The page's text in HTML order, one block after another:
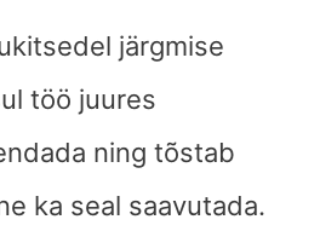
järgmise
töö juures
ning tõstab
ka seal saavutada.